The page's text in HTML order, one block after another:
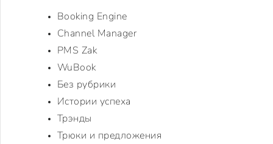
Booking Engine
Channel Manager
PMS Zak
WuBook
Без рубрики
Истории успеха
Трэнды
Трюки и предложения